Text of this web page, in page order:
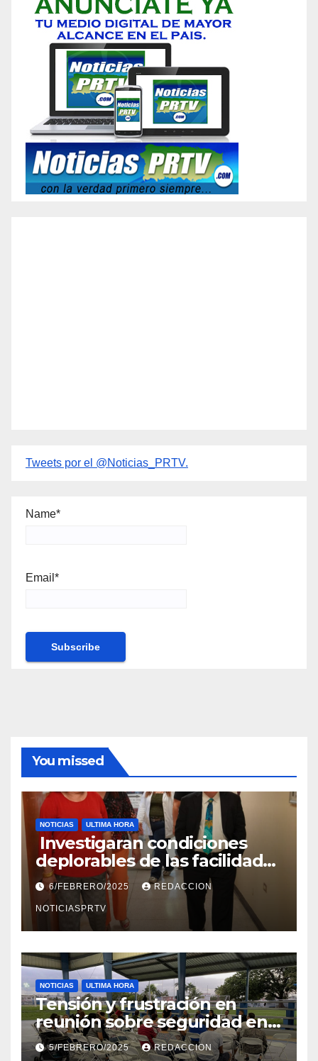
Tweets por el @Noticias_PRTV.
Name*
Email*
You missed
NOTICIAS ULTIMA HORA
Investigaran condiciones
deplorables de las facilidades
el Departamento de la Salud
en Mayagüez
6/FEBRERO/2025 REDACCION
NOTICIASPRTV
NOTICIAS ULTIMA HORA
Tensión y frustración en
reunión sobre seguridad en
Reparto Metropolitano
5/FEBRERO/2025 REDACCION